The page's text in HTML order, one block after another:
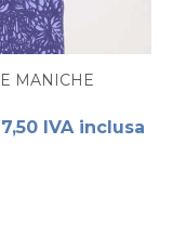
MANICHE
IVA inclusa